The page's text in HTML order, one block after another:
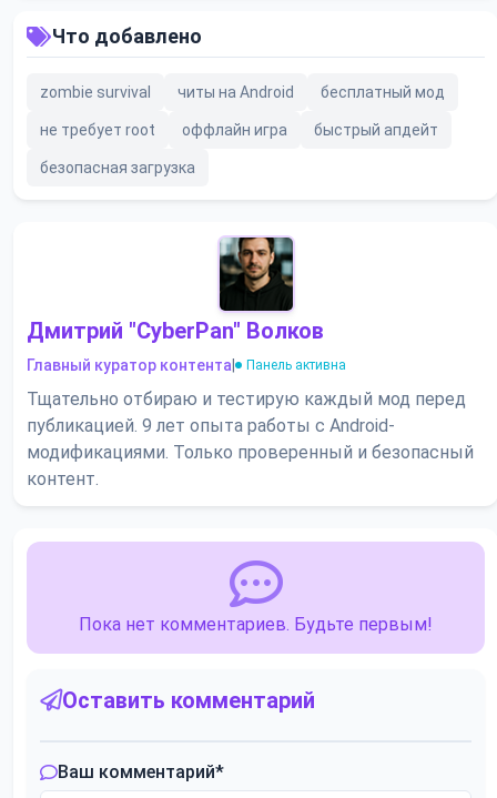
Что добавлено
zombie survival читы на Android бесплатный мод
не требует root оффлайн игра быстрый апдейт
безопасная загрузка
Дмитрий "CyberPan" Волков
Главный куратор контента Панель активна
Тщательно отбираю и тестирую каждый мод перед
публикацией. 9 лет опыта работы с Android-
модификациями. Только проверенный и безопасный
контент.
Пока нет комментариев. Будьте первым!
Оставить комментарий
Ваш комментарий*